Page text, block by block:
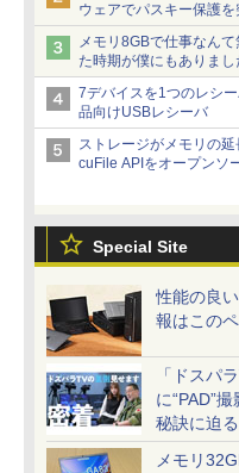
ウェアでパスキー保護を
メモリ8GBで仕事なん
た時期が僕にもありまし
7デバイスを1つのレシ
品向けUSBレシーバ
ストレージがメモリの延
cuFile APIをオープンソ
Special Site
性能の良
報はこの
「ドスパ
に“PAD”
秘訣に迫
メモリ